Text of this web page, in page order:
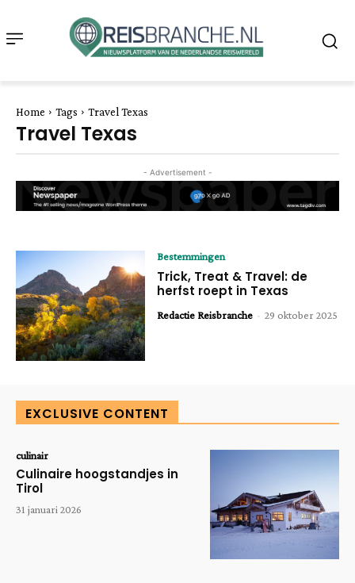
Home Tags Travel Texas
Travel Texas
- Advertisement -
Bestemmingen
Trick, Treat & Travel: de
herfst roept in Texas
Redactie Reisbranche - 29 oktober 2025
EXCLUSIVE CONTENT
culinair
Culinaire hoogstandjes in
Tirol
31 januari 2026